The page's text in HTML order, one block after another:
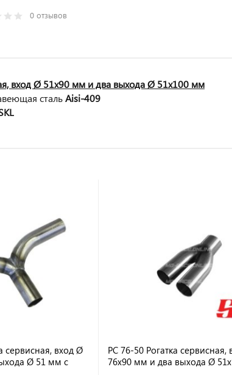
0 отзывов
вход Ø 51х90 мм и два выхода Ø 51х100 мм
стальAisi-409
сервисная, вход Ø
Ø 51 мм c
РС 76-50 Pогатка сервисная,
76х90 мм и два выхода Ø